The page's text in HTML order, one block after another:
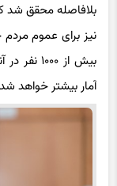
بلافاصله محقق شد
نیز برای عموم
بیش از
آمار بیشتر خواهد